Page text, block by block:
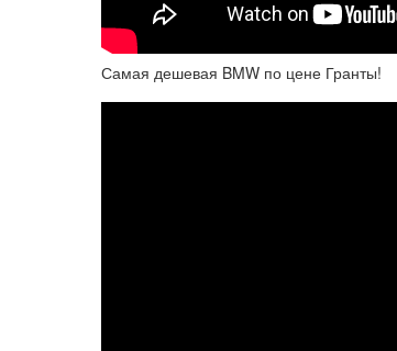
Самая дешевая BMW по цене Гранты!